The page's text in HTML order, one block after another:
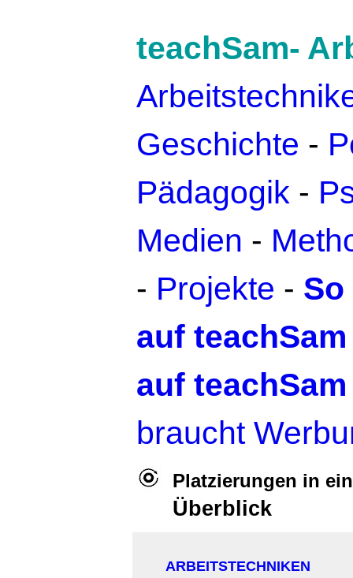
teachSam-
Geschichte -
Pädagogik -
Medien -
- Projekte -
auf teachSam
auf teachSam
braucht
Platzierungen in
Überblick
ARBEITSTECHNIKEN